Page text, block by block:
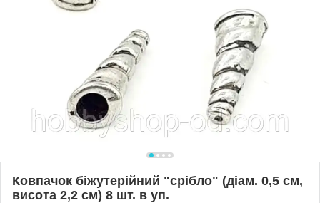
Ковпачок біжутерійний "срібло" (діам. 0,5 см,
висота 2,2 см) 8 шт. в уп.